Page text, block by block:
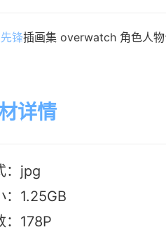
锋插画集 overwatch 角色人物
详情
：jpg
：1.25GB
：178P